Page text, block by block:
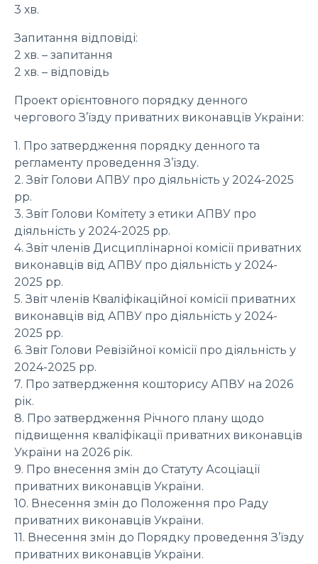
3 хв.
Запитання відповіді:
2 хв. – запитання
2 хв. – відповідь
Проект орієнтовного порядку денного
чергового З’їзду приватних виконавців України:
1. Про затвердження порядку денного та
регламенту проведення З’їзду.
2. Звіт Голови АПВУ про діяльність у 2024-2025
рр.
3. Звіт Голови Комітету з етики АПВУ про
діяльність у 2024-2025 рр.
4. Звіт членів Дисциплінарної комісії приватних
виконавців від АПВУ про діяльність у 2024-
2025 рр.
5. Звіт членів Кваліфікаційної комісії приватних
виконавців від АПВУ про діяльність у 2024-
2025 рр.
6. Звіт Голови Ревізійної комісії про діяльність у
2024-2025 рр.
7. Про затвердження кошторису АПВУ на 2026
рік.
8. Про затвердження Річного плану щодо
підвищення кваліфікації приватних виконавців
України на 2026 рік.
9. Про внесення змін до Статуту Асоціації
приватних виконавців України.
10. Внесення змін до Положення про Раду
приватних виконавців України.
11. Внесення змін до Порядку проведення З’їзду
приватних виконавців України.